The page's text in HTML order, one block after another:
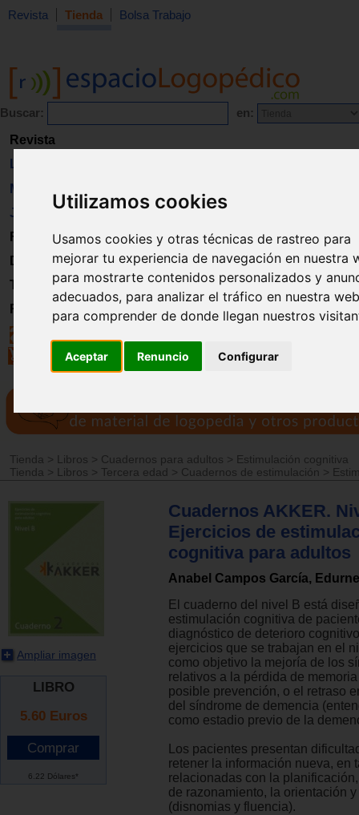
Utilizamos cookies
Usamos cookies y otras técnicas de rastreo para
mejorar tu experiencia de navegación en nuestra
para mostrarte contenidos personalizados y
adecuados, para analizar el tráfico en nuestra
para comprender de donde llegan nuestros
Aceptar Renuncio Configurar
Revista Tienda Bolsa Trabajo
Buscar: en:
Revista
Libros
Material
Juguetes
Formación
Directorio
Trabajo
Registro
Tienda > Libros > Cuadernos para adultos > Estimulación cognitiva
Tienda
> Libros > Tercera edad > Cuadernos de estimulación >
Ampliar imagen
LIBRO
5.60 Euros
6.22 Dólares*
Cuadernos AKKER.
Ejercicios de
cognitiva para adultos
Anabel Campos García,
El cuaderno del nivel B está
estimulación cognitiva de
diagnóstico de deterioro
ejercicios que se trabajan en el
como objetivo la mejoría de los
relativos a la pérdida de
posible prevención, o el retraso
del síndrome de demencia
como estadio previo de la
Los pacientes presentan
retener la información nueva, en
relacionadas con la
de razonamiento, la orientación
(disnomias y fluencia).